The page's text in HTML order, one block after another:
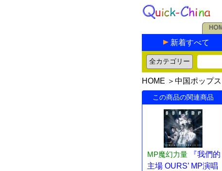
新着すべて
HOME ＞ 中国ポップス
この商品の関連商品
MP魔幻力量
『我們的
主場 OURS’ MP演唱